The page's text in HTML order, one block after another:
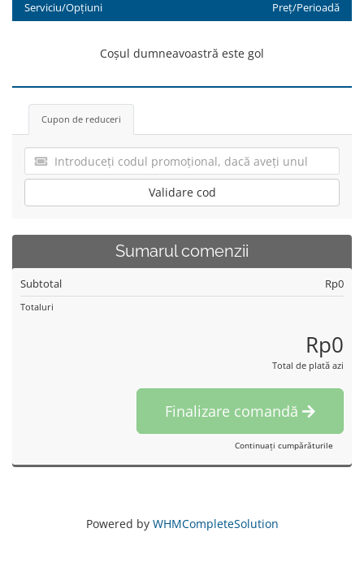
Serviciu/Opțiuni Preț/Perioadă
Coșul dumneavoastră este gol
Cupon de reduceri
Validare cod
Sumarul comenzii
Subtotal Rp0
Totaluri
Rp0
Total de plată azi
Finalizare comandă
Continuați cumpărăturile
Powered by WHMCompleteSolution